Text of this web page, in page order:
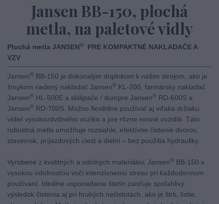
Jansen BB-150, plochá
metla, na paletové vidly
Plochá metla JANSEN®
PRE KOMPAKTNÉ NAKLADAČE A
VZV
Jansen® BB-150 je dokonalým doplnkom k našim strojom, ako je
šmykom riadený nakladač Jansen® KL-200, farmársky nakladač
Jansen® HL-500E a sklápače / dumpre Jansen® RD-600S a
Jansen® RD-700S. Možno flexibilne používať aj vďaka držiaku
vidiel vysokozdvižného vozíka a pre rôzne nosné vozidlá. Táto
robustná metla umožňuje rozsiahle, efektívne čistenie dvorov,
stavenísk, príjazdových ciest a dielní – bez použitia hydrauliky.
Vyrobené z kvalitných a odolných materiálov, Jansen® BB-150 s
vysokou odolnosťou voči intenzívnemu stresu pri každodennom
používaní. Ideálne usporiadanie štetín zaisťuje spoľahlivý
výsledok čistenia aj pri hrubých nečistotách, ako je štrk, lístie,